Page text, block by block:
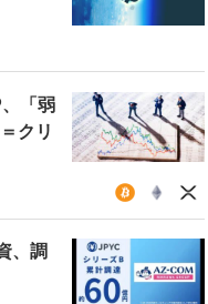
「弱
クリ
、調